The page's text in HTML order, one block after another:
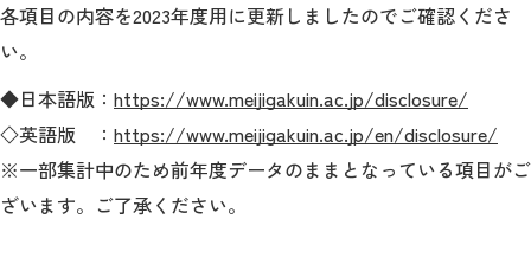
明治学院大学について
教育
研究
学生生活
各項目の内容を2023年度用に更新しましたのでご確認くださ
い。
◆日本語版： https://www.meijigakuin.ac.jp/disclosure/
◇英語版 ： https://www.meijigakuin.ac.jp/en/disclosure/
※一部集計中のため前年度データのままとなっている項目がご
ざいます。ご了承ください。